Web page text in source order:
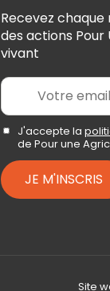
Recevez
des actions Pour
vivant
E
a
*
A
o
r
d
J'accepte la
de Pour une
JE M'INSCRIS
Site